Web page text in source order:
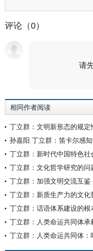
评论（0）
请
相同作者阅读
丁立群：文明新形态的规定
孙嘉阳 丁立群：笛卡尔感
丁立群：新时代中国特色
丁立群：文化哲学研究的问
丁立群：加强文明交流互
丁立群：新质生产力的文化
丁立群：话语体系建设的
丁立群：人类命运共同体承